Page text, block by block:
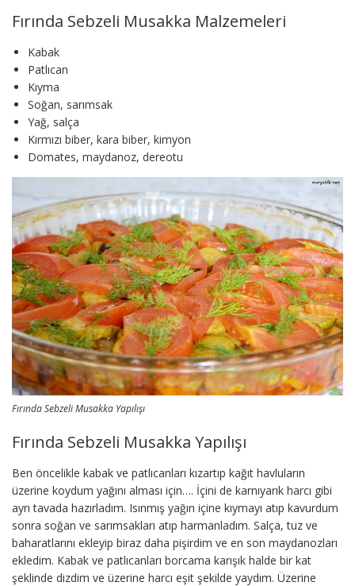
Fırında Sebzeli Musakka Malzemeleri
Kabak
Patlıcan
Kıyma
Soğan, sarımsak
Yağ, salça
Kırmızı biber, kara biber, kimyon
Domates, maydanoz, dereotu
Fırında Sebzeli Musakka Yapılışı
Fırında Sebzeli Musakka Yapılışı
Ben öncelikle kabak ve patlıcanları kızartıp kağıt havluların
üzerine koydum yağını alması için…. İçini de karnıyarık harcı gibi
ayrı tavada hazırladım. Isınmış yağın içine kıymayı atıp kavurdum
sonra soğan ve sarımsakları atıp harmanladım. Salça, tuz ve
baharatlarını ekleyip biraz daha pişirdim ve en son maydanozları
ekledim. Kabak ve patlıcanları borcama karışık halde bir kat
şeklinde dizdim ve üzerine harcı eşit şekilde yaydım. Üzerine